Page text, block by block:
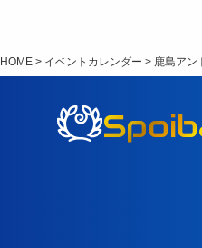
HOME > イベントカレンダー > 鹿島アン